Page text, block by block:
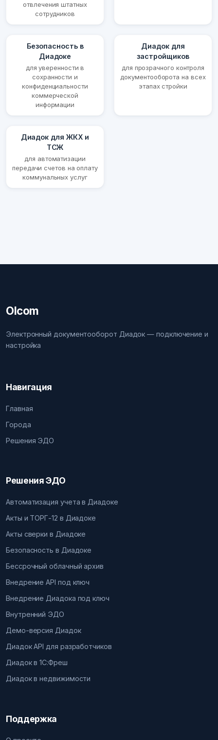
отвлечения штатных
сотрудников
Безопасность в
Диадоке
для уверенности в
сохранности и
конфиденциальности
коммерческой
информации
Диадок для
застройщиков
для прозрачного контроля
документооборота на всех
этапах стройки
Диадок для ЖКХ и
ТСЖ
для автоматизации
передачи счетов на оплату
коммунальных услуг
Olcom
Электронный документооборот Диадок — подключение и
настройка
Навигация
Главная
Города
Решения ЭДО
Решения ЭДО
Автоматизация учета в Диадоке
Акты и ТОРГ-12 в Диадоке
Акты сверки в Диадоке
Безопасность в Диадоке
Бессрочный облачный архив
Внедрение API под ключ
Внедрение Диадока под ключ
Внутренний ЭДО
Демо-версия Диадок
Диадок API для разработчиков
Диадок в 1С:Фреш
Диадок в недвижимости
Поддержка